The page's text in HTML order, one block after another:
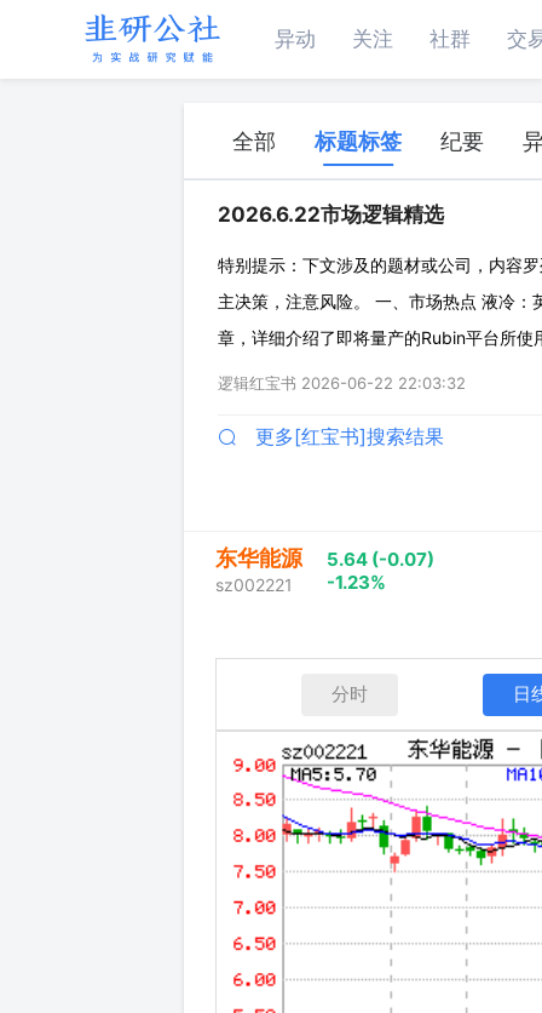
异动 关注 社群 交
全部 标题标签 纪要
2026.6.22市场逻辑精选
特别提示：下文涉及的题材或公司，内容
主决策，注意风险。 一、市场热点 液冷
章，详细介绍了即将量产的Rubin平台所
建设系统的云服务商和数据中心运营商都
逻辑红宝书 2026-06-22 22:03:32
更多[红宝书]搜索结果
东华能源
sz002221
5.64 (-0.07)
-1.23%
分时 日